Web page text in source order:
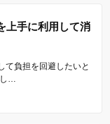
上手に利用して消
て負担を回避したいと
…